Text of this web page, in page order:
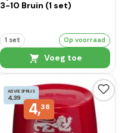
3-10 Bruin (1 set)
1 set Op voorraad
Voeg toe
ADVIESPRIJS
4,39
4,38